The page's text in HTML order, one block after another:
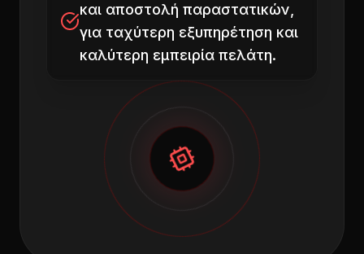
και αποστολή παραστατικών,
για ταχύτερη εξυπηρέτηση και
καλύτερη εμπειρία πελάτη.